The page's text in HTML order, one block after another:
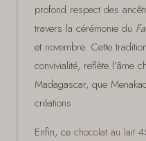
profond respect des
travers la cérémonie du
et novembre. Cette
convivialité, reflète l’âme
Madagascar, que
créations.
Enfin, ce chocolat au lait